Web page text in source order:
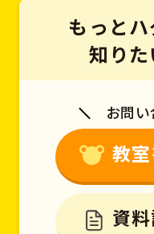
もっと
知り
お問
教
資